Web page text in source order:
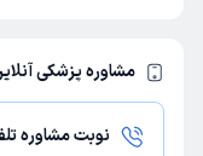
مشاوره پزشکی
نوبت مشاوره